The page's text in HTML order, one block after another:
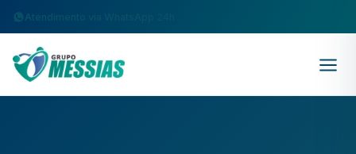
Atendimento via WhatsApp 24h